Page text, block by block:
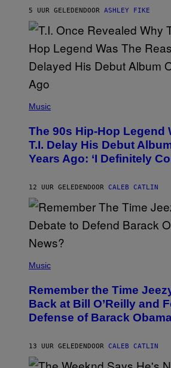
R
E
E
A
5 UUR GELEDEN DOOR ASHLEY FIKE
P
O
B
Y
H
N
N
U
N
E
/
I
R
E
M
E
)
Music
The 90s Hip-Hop Legend
T.I. Delay His Debut
Years Ago: ‘I Definitely
12 UUR GELEDEN DOOR CALEB CATLIN
P
T
O
B
M
O
Music
Remember the Time
Back at Bill O’Reilly and
Defense of Barack
13 UUR GELEDEN DOOR CALEB CATLIN